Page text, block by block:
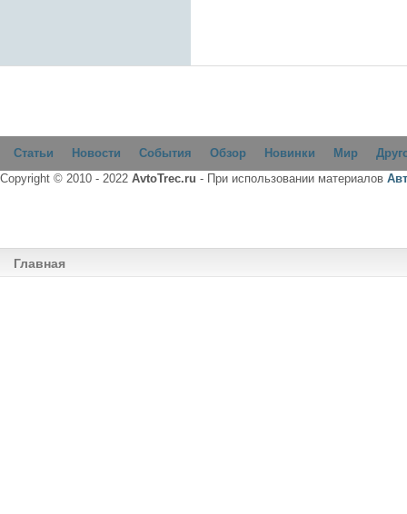
Статьи Новости События Обзор Новинки Мир
Copyright © 2010 - 2022 AvtoTrec.ru - При использовании материалов
Главная